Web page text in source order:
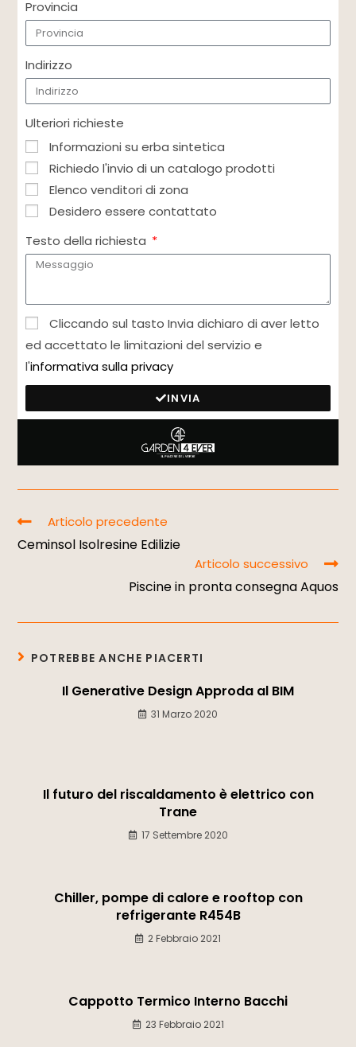
Provincia
Indirizzo
Ulteriori richieste
Informazioni su erba sintetica
Richiedo l'invio di un catalogo prodotti
Elenco venditori di zona
Desidero essere contattato
Testo della richiesta
Cliccando sul tasto Invia dichiaro di aver letto
ed accettato le limitazioni del servizio e
l'informativa sulla privacy
INVIA
Articolo precedente
Ceminsol Isolresine Edilizie
Articolo successivo
Piscine in pronta consegna Aquos
POTREBBE ANCHE PIACERTI
Il Generative Design Approda al BIM
31 Marzo 2020
Il futuro del riscaldamento è elettrico con
Trane
17 Settembre 2020
Chiller, pompe di calore e rooftop con
refrigerante R454B
2 Febbraio 2021
Cappotto Termico Interno Bacchi
23 Febbraio 2021